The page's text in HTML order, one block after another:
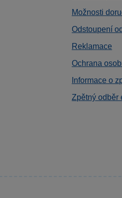
Možnosti
Odstoupení
Reklamace
Ochrana
Informace o
Zpětný odběr